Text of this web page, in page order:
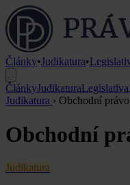
Články•Judikatura•
ČlánkyJudikaturaLegislativa
Judikatura › Obchodní právo
Obchodní
Judikatura